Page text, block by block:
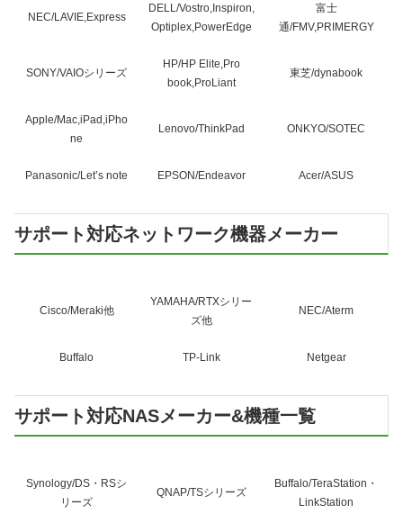
NEC/LAVIE,Express
DELL/Vostro,Inspiron,
Optiplex,PowerEdge
富士
通/FMV,PRIMERGY
SONY/VAIOシリーズ
HP/HP Elite,Pro
book,ProLiant
東芝/dynabook
Apple/Mac,iPad,iPho
ne
Lenovo/ThinkPad ONKYO/SOTEC
Panasonic/Let’s note EPSON/Endeavor Acer/ASUS
サポート対応ネットワーク機器メーカー
Cisco/Meraki他
YAMAHA/RTXシリー
ズ他
NEC/Aterm
Buffalo TP-Link Netgear
サポート対応NASメーカー&機種一覧
Synology/DS・RSシ
リーズ
QNAP/TSシリーズ
Buffalo/TeraStation・
LinkStation